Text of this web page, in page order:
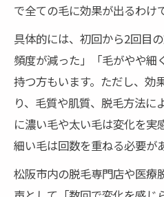
で全ての毛に効果が出るわけ
具体的には、初回から2回目
頻度が減った」「毛がやや細
持つ方もいます。ただし、効
り、毛質や肌質、脱毛方法に
に濃い毛や太い毛は変化を実
細い毛は回数を重ねる必要が
松阪市内の脱毛専門店や医療